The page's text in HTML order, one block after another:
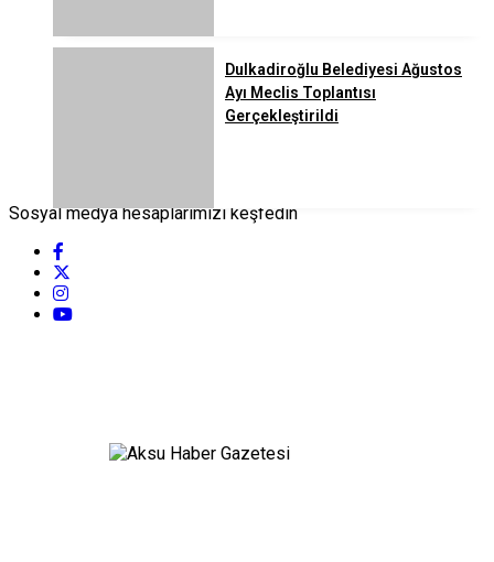
Dulkadiroğlu Belediyesi Ağustos
Ayı Meclis Toplantısı
Gerçekleştirildi
Sosyal medya hesaplarımızı keşfedin